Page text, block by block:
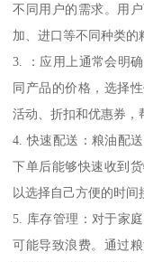
不同用户的需求。用
加、进口等不同种类的
3. ：应用上通常会明
同产品的价格，选择
活动、折扣和优惠券，
4. 快速配送：粮油配
下单后能够快速收到
以选择自己方便的时间
5. 库存管理：对于家
可能导致浪费。通过